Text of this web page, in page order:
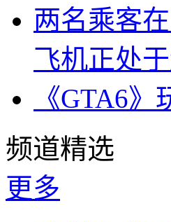
两名乘客
飞机正处
《GTA6
频道精选
更多